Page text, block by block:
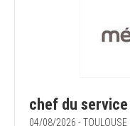
chef du
04/08/2026 - TOULOUSE